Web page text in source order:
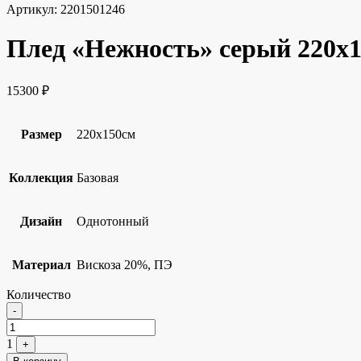
Артикул: 2201501246
Плед «Нежность» серый
15300 ₽
Размер 220х150см
Коллекция Базовая
Дизайн Однотонный
Материал Вискоза 20%, ПЭ
Количество
Quantity
-
1
+